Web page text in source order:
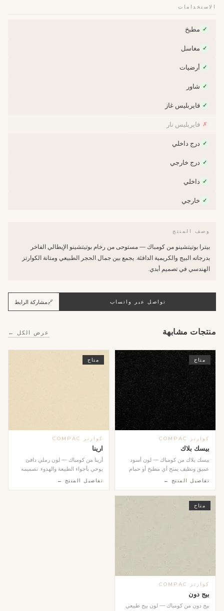
الاستخدامات
✓ مطبخ
✓ مغاسل
✓ أرضيات
✓ شاور
✓ فايربليس غاز
✗ فايربليس نار
✓ درج داخلي
✓ درج خارجي
✓ داخلي
✓ خارجي
وصف المنتج
بيترا بوتيتشينو من كومباك — مستوحى من رخام بوتيتشينو الإيطالي الفاخر
بدرجاته البيج والكريمية الدافئة. يجمع بين جمال الحجر الطبيعي ومتانة الكوارتز
الهندسي في تصميم أبدي.
تواصل عبر واتساب 🔗مشاركة الرابط
منتجات مشابهة عرض الكل ←
متاح
كوارتز COMPAC
بيسك بلاك
بيسك بلاك من كومباك — لون أسود
عميق ونظيف يمنح أي مطبخ أو حمام
طابعاً عصرياً جري...
تفاصيل المنتج ←
متاح
كوارتز COMPAC
ارينا
أرينا من كومباك — لون رملي دافئ
يوحي بأجواء الطبيعة والهدوء. تصميمه
المتجانس وال...
تفاصيل المنتج ←
متاح
كوارتز COMPAC
بيج دون
بيج دون من كومباك — لون بيج طبيعي